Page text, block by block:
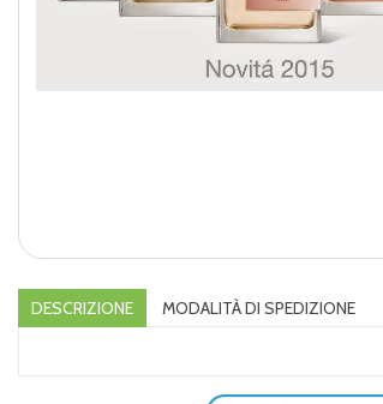
DESCRIZIONE MODALITÀ DI SPEDIZIONE